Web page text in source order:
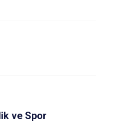
ve Spor